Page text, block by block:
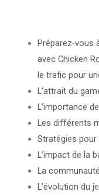
Préparez-vous
avec Chicken
le trafic pour
L’attrait du
L’importance
Les différents
Stratégies
L’impact de la
La
L’évolution du